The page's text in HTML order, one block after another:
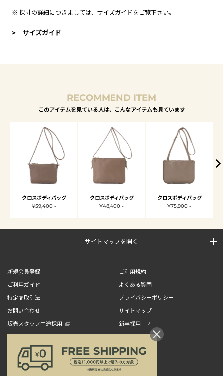
※ 採寸の詳細につきましては、 サイズガイドをご覧下さい。
> サイズガイド
RECOMMEND ITEM
このアイテムを見ている人は、こんなアイテムも見ています
クロスボディバッグ
¥59,400 -
クロスボディバッグ
¥48,400 -
クロスボディバッグ
¥75,900 -
サイトマップを開く
新規会員登録
ご利用規約
ご利用ガイド
よくある質問
特定商取引法
プライバシーポリシー
お問い合わせ
サイトマップ
販売スタッフ中途採用
新卒採用